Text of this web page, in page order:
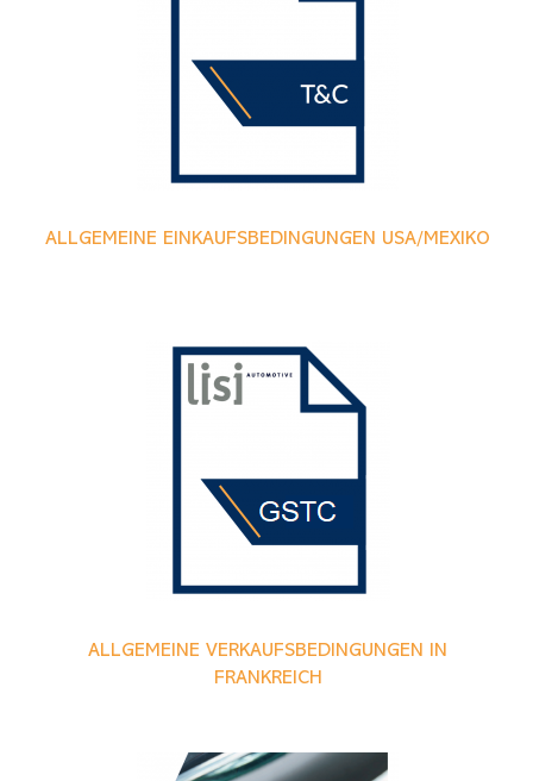
ALLGEMEINE EINKAUFSBEDINGUNGEN USA/MEXIKO
ALLGEMEINE VERKAUFSBEDINGUNGEN IN
FRANKREICH